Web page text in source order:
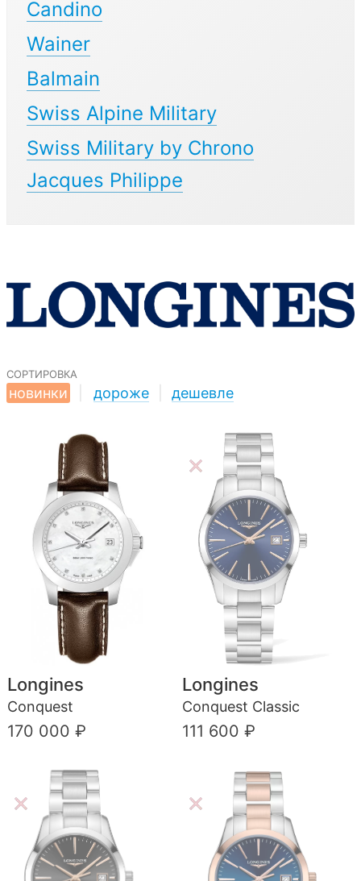
Candino
Wainer
Balmain
Swiss Alpine Military
Swiss Military by Chrono
Jacques Philippe
сортировка
новинки
дороже дешевле
Longines
Conquest
170 000 ₽
Longines
Conquest Classic
111 600 ₽